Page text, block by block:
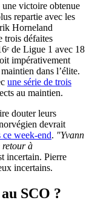
victoire obtenue
repartie avec les
Horneland
trois défaites
de Ligue 1 avec 18
impérativement
dans l’élite.
une série de trois
au maintien.
douter leurs
devrait
ce week-end. "Yvann
retour à
incertain. Pierre
incertains.
SCO ?